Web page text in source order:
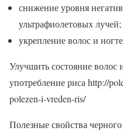
снижение уровня
ультрафиолетовых лучей;
укрепление волос и
Улучшить состояние волос
употребление риса http://
polezen-i-vreden-ris/
Полезные свойства